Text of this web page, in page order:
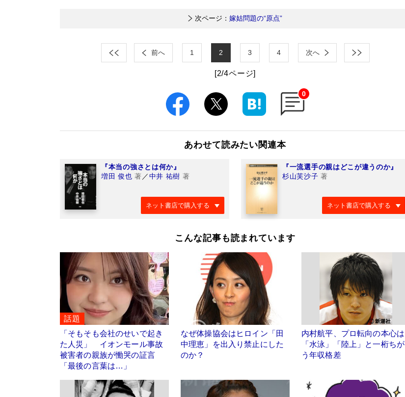
次ページ： 嫁姑問題の“原点”
前へ 1 2 3 4 次へ
[2/4ページ]
0
あわせて読みたい関連本
『本当の強さとは何か』
増田 俊也 著 ／中井 祐樹 著
ネット書店で購入する
『一流選手の親はどこが違うのか』
杉山芙沙子 著
ネット書店で購入する
こんな記事も読まれています
話題
「そもそも会社のせいで起き
た人災」 イオンモール事故
被害者の親族が慟哭の証言
「最後の言葉は…」
なぜ体操協会はヒロイン「田
中理恵」を出入り禁止にした
のか？
内村航平、プロ転向の本心は
「水泳」「陸上」と一桁ちが
う年収格差